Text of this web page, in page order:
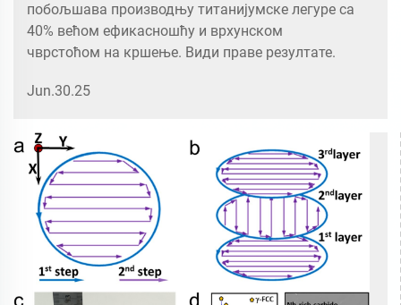
побољшава производњу титанијумске легуре са
40% већом ефикасношћу и врхунском
чврстоћом на кршење. Види праве резултате.
Jun.30.25